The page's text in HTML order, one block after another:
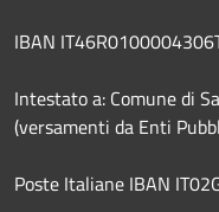
IBAN
Intestato a: Comune di
(versamenti da Enti
Poste Italiane IBAN